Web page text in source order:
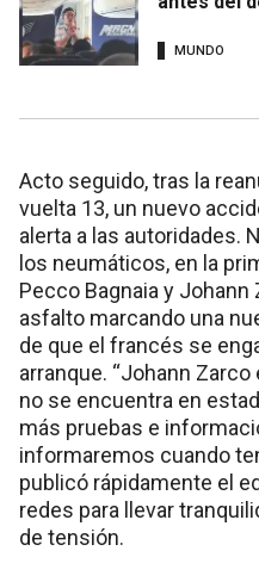
MUNDO
Acto seguido, tras la
vuelta 13, un nuevo
alerta a las autoridades.
los neumáticos, en la
Pecco Bagnaia y
asfalto marcando una
de que el francés se
arranque. “Johann
no se encuentra en
más pruebas e
informaremos cuando
publicó rápidamente el
redes para llevar
de tensión.